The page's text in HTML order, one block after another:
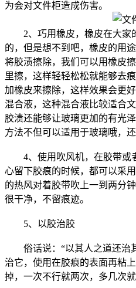
为会对文件柜造成伤害。
2、巧用橡皮，橡皮在大家
的，但是想不到吧，橡皮的用
将胶渍擦除，我们可以用橡皮
里擦，这样轻轻松松就能够去
加橡皮来擦除，这样效果会更
混合液，这种混合液比较适合
胶渍还能够让玻璃更加的有光
方法不但可以适用于玻璃哦，
4、使用吹风机，在胶带或
心留下胶痕的时候，都可以采
的热风对着胶带吹上一到两分
很干净，不留痕迹。
5、以胶治胶
俗话说：“以其人之道还治
治它，使用在胶痕的表面再粘
掉，一次不行就两次，多几次就